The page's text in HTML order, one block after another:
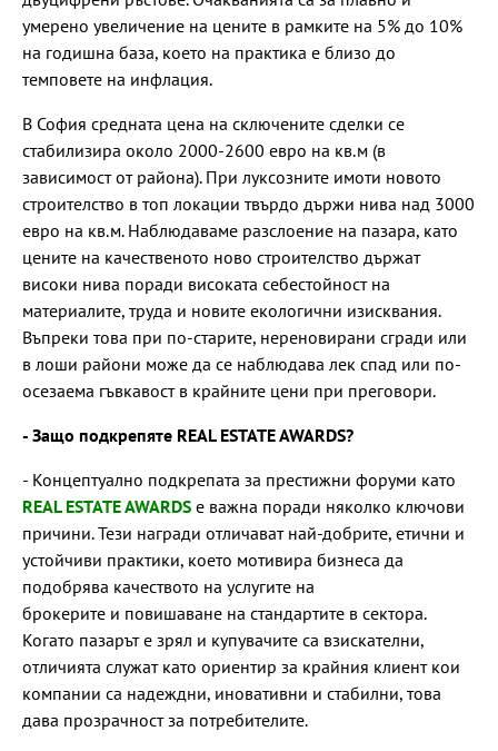
умерено увеличение на цените в рамките на 5% до 10%
на годишна база, което на практика е близо до
темповете на инфлация.
В София средната цена на сключените сделки се
стабилизира около 2000-2600 евро на кв.м (в
зависимост от района). При луксозните имоти новото
строителство в топ локации твърдо държи нива над 3000
евро на кв.м. Наблюдаваме разслоение на пазара, като
цените на качественото ново строителство държат
високи нива поради високата себестойност на
материалите, труда и новите екологични изисквания.
Въпреки това при по-старите, нереновирани сгради или
в лоши райони може да се наблюдава лек спад или по-
осезаема гъвкавост в крайните цени при преговори.
- Защо подкрепяте REAL ESTATE AWARDS?
- Концептуално подкрепата за престижни форуми като
REAL ESTATE AWARDS е важна поради няколко ключови
причини. Тези награди отличават най-добрите, етични и
устойчиви практики, което мотивира бизнеса да
подобрява качеството на услугите на
брокерите и повишаване на стандартите в сектора.
Когато пазарът е зрял и купувачите са взискателни,
отличията служат като ориентир за крайния клиент кои
компании са надеждни, иновативни и стабилни, това
дава прозрачност за потребителите.